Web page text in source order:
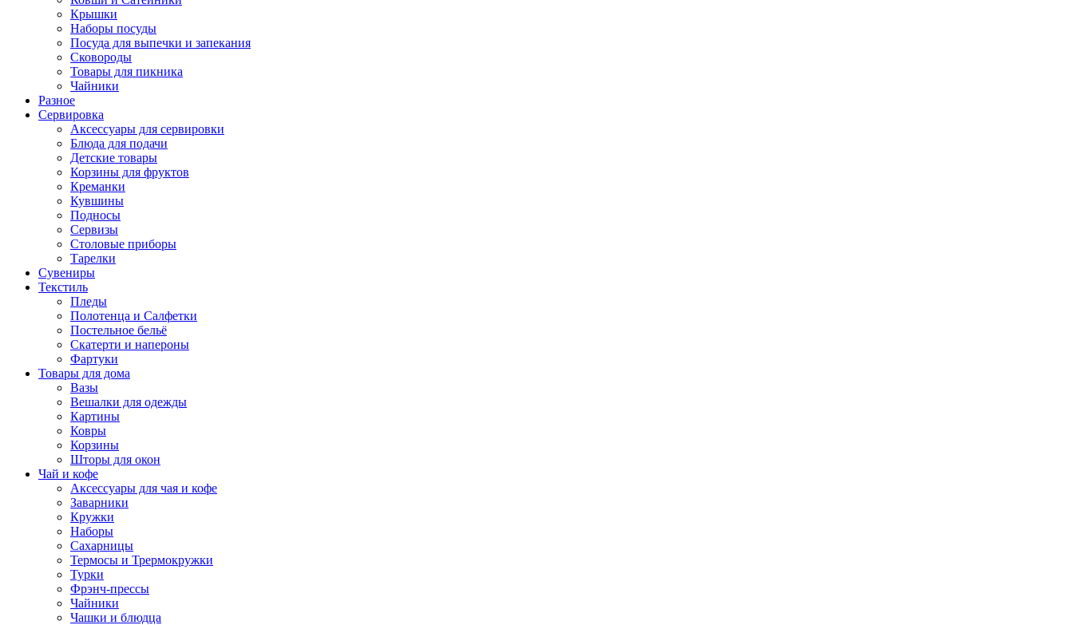
Крышки
Наборы посуды
Посуда для выпечки и запекания
Сковороды
Товары для пикника
Чайники
Разное
Сервировка
Аксессуары для сервировки
Блюда для подачи
Детские товары
Корзины для фруктов
Креманки
Кувшины
Подносы
Сервизы
Столовые приборы
Тарелки
Сувениры
Текстиль
Пледы
Полотенца и Салфетки
Постельное бельё
Скатерти и напероны
Фартуки
Товары для дома
Вазы
Вешалки для одежды
Картины
Ковры
Корзины
Шторы для окон
Чай и кофе
Аксессуары для чая и кофе
Заварники
Кружки
Наборы
Сахарницы
Термосы и Трермокружки
Турки
Фрэнч-прессы
Чайники
Чашки и блюдца